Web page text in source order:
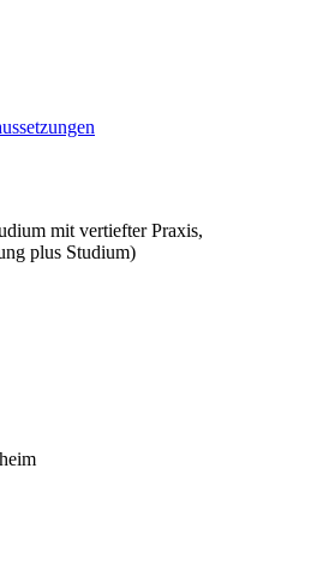
mit vertiefter Praxis,
plus Studium)